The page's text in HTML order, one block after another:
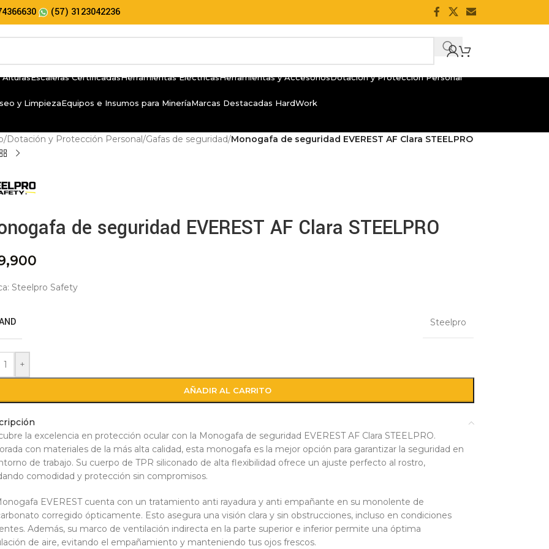
(57) 3123042236
Escaleras CertificadasHerramientas EléctricasHerramientas y AccesoriosDotación y Protección Personal
y LimpiezaEquipos e Insumos para MineríaMarcas Destacadas HardWork
/Dotación y Protección Personal/Gafas de seguridad/Monogafa de seguridad EVEREST AF Clara STEELPRO
de seguridad EVEREST AF Clara STEELPRO
Steelpro Safety
Steelpro
+
AÑADIR AL CARRITO
la excelencia en protección ocular con la Monogafa de seguridad EVEREST AF Clara STEELPRO.
con materiales de la más alta calidad, esta monogafa es la mejor opción para garantizar la seguridad en
de trabajo. Su cuerpo de TPR siliconado de alta flexibilidad ofrece un ajuste perfecto al rostro,
comodidad y protección sin compromisos.
EVEREST cuenta con un tratamiento anti rayadura y anti empañante en su monolente de
corregido ópticamente. Esto asegura una visión clara y sin obstrucciones, incluso en condiciones
Además, su marco de ventilación indirecta en la parte superior e inferior permite una óptima
de aire, evitando el empañamiento y manteniendo tus ojos frescos.